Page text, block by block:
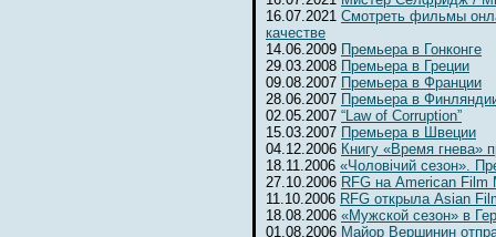
16.07.2021 Смотреть фильмы
качестве
14.06.2009 Премьера в Гонконге
29.03.2008 Премьера в Греции
09.08.2007 Премьера в Франции
28.06.2007 Премьера в
02.05.2007 “Law of Corruption”
15.03.2007 Премьера в Швеции
04.12.2006 Книгу «Время гнева»
18.11.2006 «Чоловiчий сезон».
27.10.2006 RFG на American Film
11.10.2006 RFG открыла Asian
18.08.2006 «Мужской сезон» в
01.08.2006 Майор Вершинин